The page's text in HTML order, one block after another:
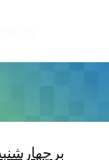
بر چهارشنبه 15 ژوئن